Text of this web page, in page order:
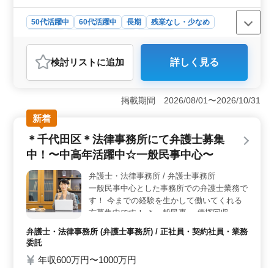
★☆50歳以上新規採用実績あり☆★
50代活躍中 60代活躍中 長期
残業なし・少なめ
おすすめポイント
＜経験者歓迎＞ 中高年の経験者に最適な案件が豊富で
す。不動産問題、交通事故、売買代金請求など、幅広い
分野での経験を活かせます。50代以上の方にとって理想
的な環境で、充実感と専門性を高められる職場で
す。 ＜幅広い案件対応＞ 一般民事事件だけでな
く、家事事件も多数あります。不倫や離婚、過払金案
件、相続など、多岐にわたるご依頼があります。未経験
待できます。 ＜充実の福利厚生＞ 弁護士費用事務
所負担で、経済的な安心感があります。社会保険完備や
個人受任可能など、働きやすい環境が整っています。50
歳以上の新規採用実績もあり、安定感のあるキャリアを
検討リスト に追加 詳しく見る
掲載期間 2026/08/01〜2026/10/31
新着
＊千代田区＊法律事務所にて弁護士募集
中！〜中高年活躍中☆一般民事中心〜
弁護士・法律事務所 / 弁護士事務所
一般民事中心とした事務所での弁護士業務で
す！ 今までの経験を生かして働いてくれる
方募集中です！ ＊一般民事 ・債権回収 ・不
年間休日120日 ＊50代、60代の採用実績あ
お教えします。 現在50歳以上も活躍してい
弁護士・法律事務所 (弁護士事務所) / 正社員・契約社員・業務
委託
年収600万円〜1000万円